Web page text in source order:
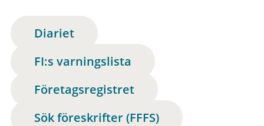
Diariet
FI:s varningslista
Företagsregistret
Sök föreskrifter (FFFS)